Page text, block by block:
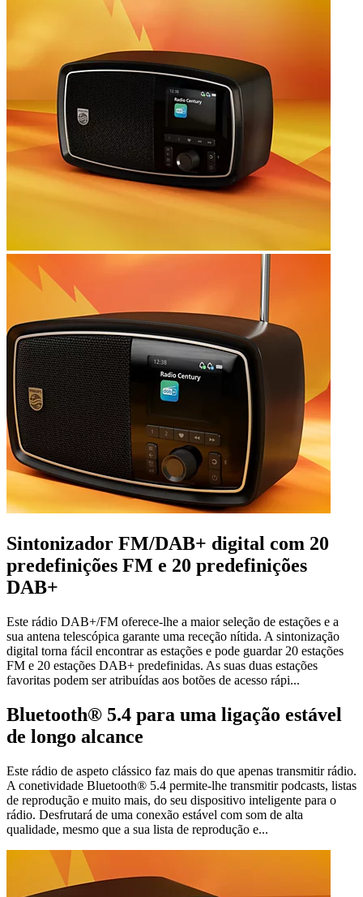
Sintonizador FM/DAB+ digital com 20
predefinições FM e 20 predefinições
DAB+
Este rádio DAB+/FM oferece-lhe a maior seleção de estações e a
sua antena telescópica garante uma receção nítida. A sintonização
digital torna fácil encontrar as estações e pode guardar 20 estações
FM e 20 estações DAB+ predefinidas. As suas duas estações
favoritas podem ser atribuídas aos botões de acesso rápi...
Bluetooth® 5.4 para uma ligação estável
de longo alcance
Este rádio de aspeto clássico faz mais do que apenas transmitir rádio.
A conetividade Bluetooth® 5.4 permite-lhe transmitir podcasts, listas
de reprodução e muito mais, do seu dispositivo inteligente para o
rádio. Desfrutará de uma conexão estável com som de alta
qualidade, mesmo que a sua lista de reprodução e...